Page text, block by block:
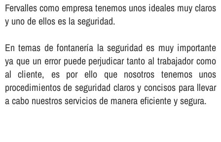
Fervalles como empresa tenemos unos ideales muy claros
y uno de ellos es la seguridad.
En temas de fontanerí­a la seguridad es muy importante
ya que un error puede perjudicar tanto al trabajador como
al cliente, es por ello que nosotros tenemos unos
procedimientos de seguridad claros y concisos para llevar
a cabo nuestros servicios de manera eficiente y segura.